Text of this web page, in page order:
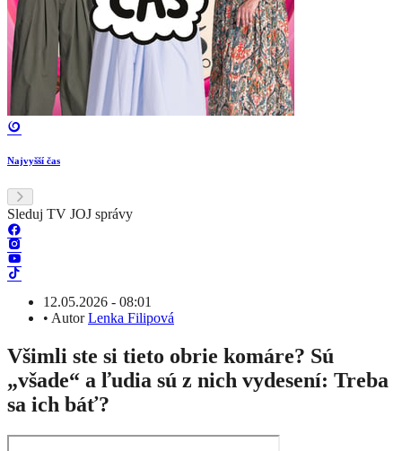
Najvyšší čas
Sleduj TV JOJ správy
12.05.2026 - 08:01
• AutorLenka Filipová
Všimli ste si tieto obrie komáre? Sú
„všade“ a ľudia sú z nich vydesení: Treba
sa ich báť?